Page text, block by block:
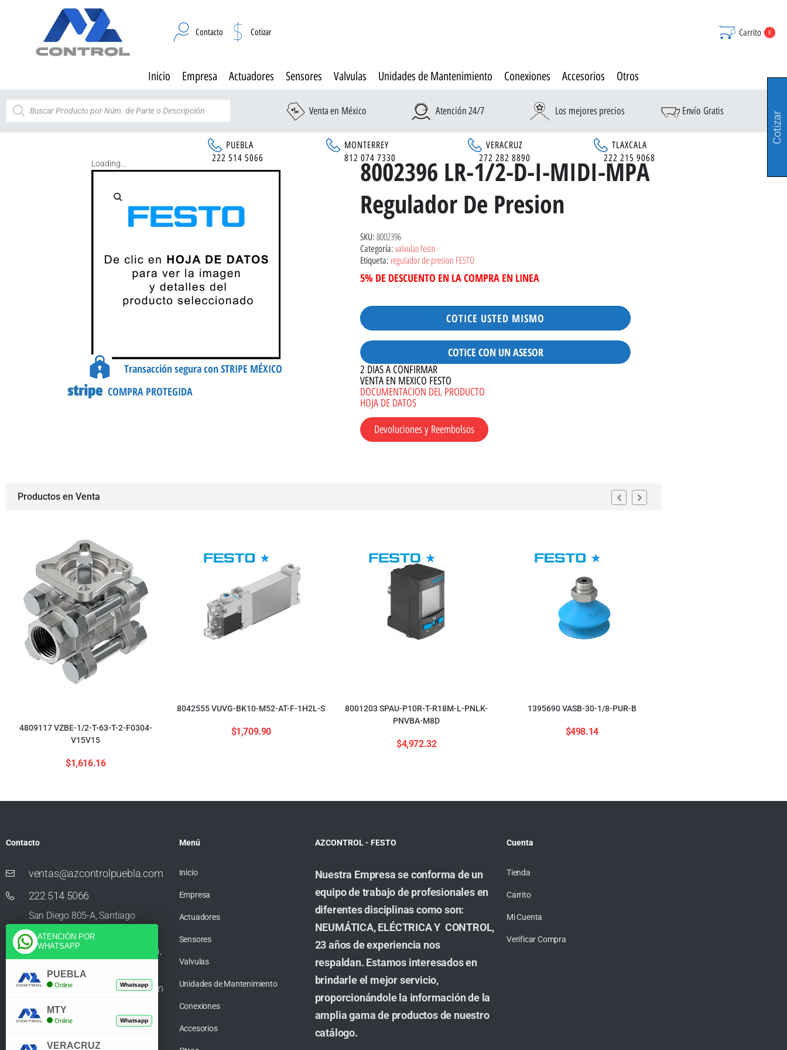
Contacto Cotizar Carrito 0
Inicio Empresa Actuadores Sensores Valvulas Unidades de Mantenimiento Conexiones Accesorios Otros
Venta en México Atención 24/7 Los mejores precios Envío Gratis
PUEBLA MONTERREY VERACRUZ
TLAXCALA
222 514 5066
812 074 7330 272 282 8890 222 215 9068
Loading...
Transacción segura con STRIPE MÉXICO
COMPRA PROTEGIDA
8002396 LR-1/2-D-I-MIDI-MPA
Regulador De Presion
SKU: 8002396
Categoría: valvulas festo
Etiqueta: regulador de presion FESTO
5% DE DESCUENTO EN LA COMPRA EN LINEA
COTICE USTED MISMO
COTICE CON UN ASESOR
2 DIAS A CONFIRMAR
VENTA EN MEXICO FESTO
DOCUMENTACION DEL PRODUCTO
HOJA DE DATOS
Devoluciones y Reembolsos
Productos en Venta
4809117 VZBE-1/2-T-63-T-2-F0304-
V15V15
$1,616.16
8042555 VUVG-BK10-M52-AT-F-1H2L-S
$1,709.90
8001203 SPAU-P10R-T-R18M-L-PNLK-
PNVBA-M8D
$4,972.32
1395690 VASB-30-1/8-PUR-B
$498.14
Contacto
ventas@azcontrolpuebla.com
222 514 5066
San Diego 805-A, Santiago
Momoxpan, Residencial San
Diego los Sauces, 72750 Cholula,
Puebla
ventas@azcontrolpuebla.com
272 282 8890
Poniente. 7 469, Centro, 94370
Orizaba, Veracruz
Menú
Inicio
Empresa
Actuadores
Sensores
Valvulas
Unidades de Mantenimiento
Conexiones
Accesorios
AZCONTROL - FESTO
Nuestra Empresa se conforma de un
equipo de trabajo de profesionales en
diferentes disciplinas como son:
NEUMÁTICA, ELÉCTRICA Y CONTROL,
23 años de experiencia nos
respaldan. Estamos interesados en
brindarle el mejor servicio,
proporcionándole la información de la
amplia gama de productos de nuestro
catálogo.
Cuenta
Tienda
Carrito
Mi Cuenta
Verificar Compra
Cotizar
ATENCIÓN POR
WHATSAPP
PUEBLA
Online Whatsapp
MTY
Online Whatsapp
VERACRUZ